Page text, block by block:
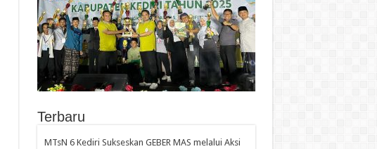
Terbaru
MTsN 6 Kediri Sukseskan GEBER MAS melalui Aksi